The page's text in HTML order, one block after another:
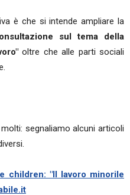
è che si intende ampliare la
sul tema della
oltre che alle parti sociali
segnaliamo alcuni articoli
children: "Il lavoro minorile